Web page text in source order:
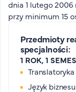
dnia 1 lutego
przy minimum 15
Przedmioty
specjalności:
1 ROK, 1
Translatoryka
Język biznesu